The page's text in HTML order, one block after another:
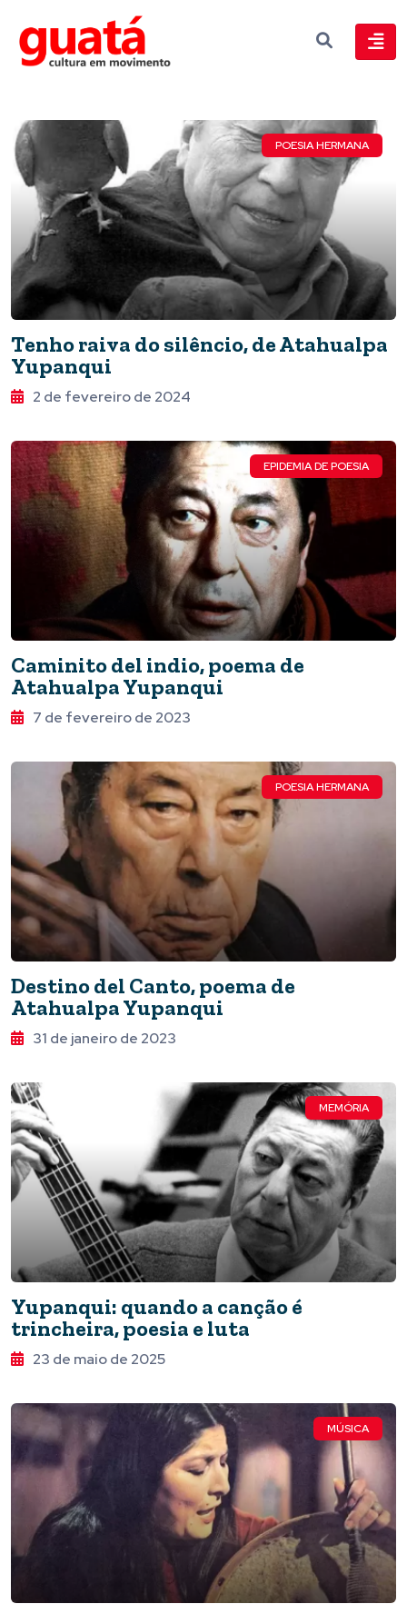
POESIA HERMANA
Tenho raiva do silêncio, de Atahualpa
Yupanqui
2 de fevereiro de 2024
EPIDEMIA DE POESIA
Caminito del indio, poema de
Atahualpa Yupanqui
7 de fevereiro de 2023
POESIA HERMANA
Destino del Canto, poema de
Atahualpa Yupanqui
31 de janeiro de 2023
MEMÓRIA
Yupanqui: quando a canção é
trincheira, poesia e luta
23 de maio de 2025
MÚSICA